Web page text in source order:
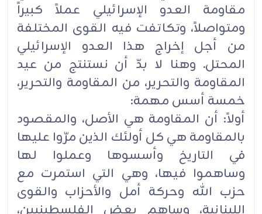
مقاومة العدو الإسرائيلي عملاً كبيراً
ومتواصلاً، وتكاتفت فيه القوى المختلفة
من أجل إخراج هذا العدو الإسرائيلي
المحتل. وهنا لا بدّ أن نستنتج من عيد
المقاومة والتحرير، من المقاومة والتحرير،
خمسة أسس مهمة:
أولاً: أن المقاومة هي الأصل، والمقصود
بالمقاومة هي كل أولئك الذين مرّوا عليها
في التاريخ وأسسوها وعملوا لها
وساهموا فيها، وهي التي استمرت مع
حزب الله وحركة أمل والأحزاب والقوى